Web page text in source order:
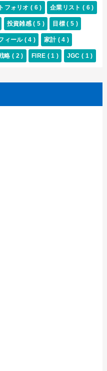
フォリオ( 6 ) 企業リスト ( 6 )
投資雑感( 5 ) 目標( 5 )
ィール ( 4 ) 家計 ( 4 )
略( 2 ) FIRE ( 1 ) JGC ( 1 )